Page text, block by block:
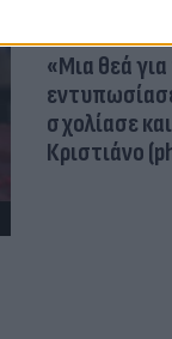
«Μια θεά
σχολίασε
Κριστιάνο